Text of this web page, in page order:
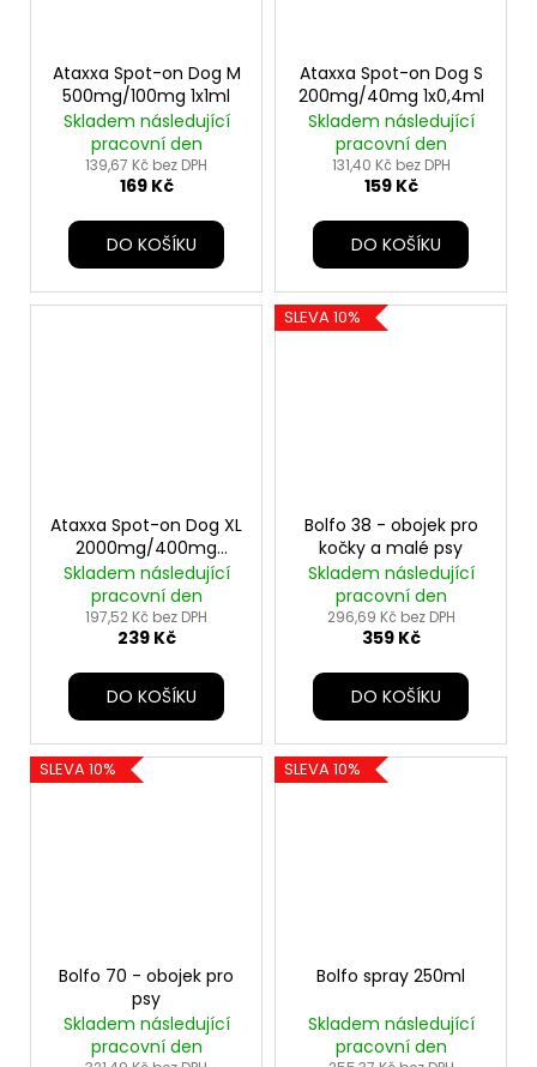
Ataxxa Spot-on Dog M
500mg/100mg 1x1ml
Skladem následující
pracovní den
139,67 Kč bez DPH
169 Kč
DO KOŠÍKU
Ataxxa Spot-on Dog S
200mg/40mg 1x0,4ml
Skladem následující
pracovní den
131,40 Kč bez DPH
159 Kč
DO KOŠÍKU
Ataxxa Spot-on Dog XL
2000mg/400mg
1x4ml
Skladem následující
pracovní den
197,52 Kč bez DPH
239 Kč
DO KOŠÍKU
SLEVA 10%
Bolfo 38 - obojek pro
kočky a malé psy
Skladem následující
pracovní den
296,69 Kč bez DPH
359 Kč
DO KOŠÍKU
SLEVA 10%
Bolfo 70 - obojek pro
psy
Skladem následující
pracovní den
SLEVA 10%
Bolfo spray 250ml
Skladem následující
pracovní den